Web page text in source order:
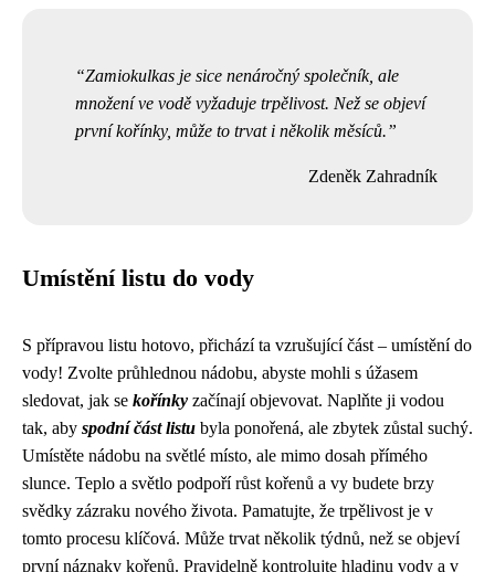
Zamiokulkas je sice nenáročný společník, ale
množení ve vodě vyžaduje trpělivost. Než se objeví
první kořínky, může to trvat i několik měsíců.
Zdeněk Zahradník
Umístění listu do vody
S přípravou listu hotovo, přichází ta vzrušující část – umístění do
vody! Zvolte průhlednou nádobu, abyste mohli s úžasem
sledovat, jak se kořínky začínají objevovat. Naplňte ji vodou
tak, aby spodní část listu byla ponořená, ale zbytek zůstal suchý.
Umístěte nádobu na světlé místo, ale mimo dosah přímého
slunce. Teplo a světlo podpoří růst kořenů a vy budete brzy
svědky zázraku nového života. Pamatujte, že trpělivost je v
tomto procesu klíčová. Může trvat několik týdnů, než se objeví
první náznaky kořenů. Pravidelně kontrolujte hladinu vody a v